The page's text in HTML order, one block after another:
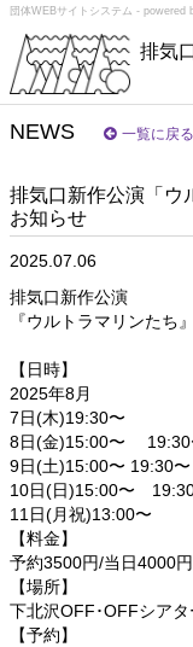
団体WEBサイトシステム - powered
排気
NEWS 一覧に戻る
排気口新作公演「ウ
お知らせ
2025.07.06
排気口新作公演
『ウルトラマリンたち』
【日時】
2025年8月
7日(木)19:30〜
8日(金)15:00〜 19:30
9日(土)15:00〜 19:30〜
10日(日)15:00〜
11日(月祝)13:00〜
【料金】
予約3500円/当日4000円
【場所】
下北沢OFF･OFFシアタ
【予約】